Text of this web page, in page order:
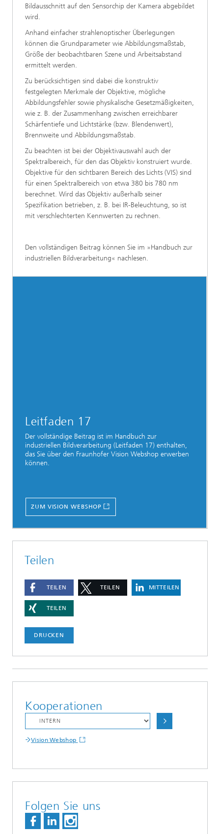
Bildausschnitt auf den Sensorchip der Kamera abgebildet
wird.
Anhand einfacher strahlenoptischer Überlegungen
können die Grundparameter wie Abbildungsmaßstab,
Größe der beobachtbaren Szene und Arbeitsabstand
ermittelt werden.
Zu berücksichtigen sind dabei die konstruktiv
festgelegten Merkmale der Objektive, mögliche
Abbildungsfehler sowie physikalische Gesetzmäßigkeiten,
wie z. B. der Zusammenhang zwischen erreichbarer
Schärfentiefe und Lichtstärke (bzw. Blendenwert),
Brennweite und Abbildungsmaßstab.
Zu beachten ist bei der Objektivauswahl auch der
Spektralbereich, für den das Objektiv konstruiert wurde.
Objektive für den sichtbaren Bereich des Lichts (VIS) sind
für einen Spektralbereich von etwa 380 bis 780 nm
berechnet. Wird das Objektiv außerhalb seiner
Spezifikation betrieben, z. B. bei IR-Beleuchtung, so ist
mit verschlechterten Kennwerten zu rechnen.
Den vollständigen Beitrag können Sie im »Handbuch zur
industriellen Bildverarbeitung« nachlesen.
Leitfaden 17
Der vollständige Beitrag ist im Handbuch zur
industriellen Bildverarbeitung (Leitfaden 17) enthalten,
das Sie über den Fraunhofer Vision Webshop erwerben
können.
ZUM VISION WEBSHOP
Teilen
TEILEN TEILEN MITTEILEN
TEILEN
DRUCKEN
Kooperationen
Vision Webshop
Folgen Sie uns